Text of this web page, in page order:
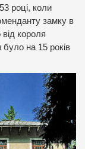
році, коли
замку в
короля
було на 15 років